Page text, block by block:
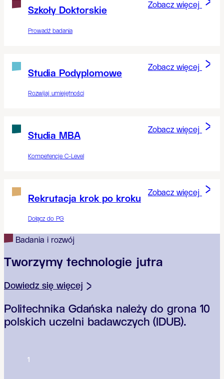
Szkoły Doktorskie
Prowadź badania
Zobacz więcej
Studia Podyplomowe
Rozwijaj umiejętności
Zobacz więcej
Studia MBA
Kompetencje C-Level
Zobacz więcej
Rekrutacja krok po kroku
Dołącz do PG
Zobacz więcej
Badania i rozwój
Tworzymy technologie jutra
Dowiedz się więcej
Politechnika Gdańska należy do grona 10
polskich uczelni badawczych (IDUB).
1